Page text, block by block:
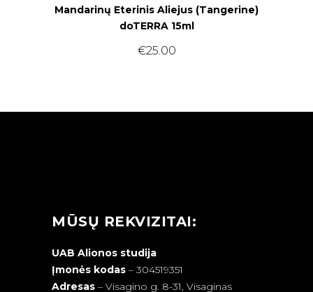
Mandarinų Eterinis Aliejus (Tangerine)
doTERRA 15ml
€25.00
MŪSŲ REKVIZITAI:
UAB Alionos studija
Įmonės kodas – 304519351
Adresas – Visagino g. 8-31, Visaginas